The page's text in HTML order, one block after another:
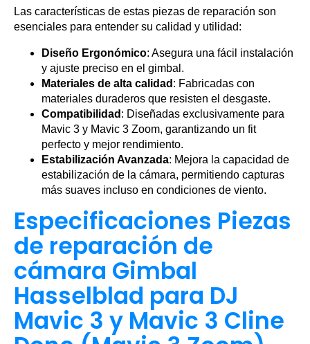
Las características de estas piezas de reparación son
esenciales para entender su calidad y utilidad:
Diseño Ergonómico: Asegura una fácil instalación
y ajuste preciso en el gimbal.
Materiales de alta calidad : Fabricadas con
materiales duraderos que resisten el desgaste.
Compatibilidad : Diseñadas exclusivamente para
Mavic 3 y Mavic 3 Zoom, garantizando un fit
perfecto y mejor rendimiento.
Estabilización Avanzada: Mejora la capacidad de
estabilización de la cámara, permitiendo capturas
más suaves incluso en condiciones de viento.
Especificaciones Piezas
de reparación de
cámara Gimbal
Hasselblad para DJ
Mavic 3 y Mavic 3 Cline